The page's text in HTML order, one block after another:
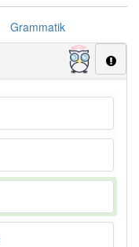
Grammatik